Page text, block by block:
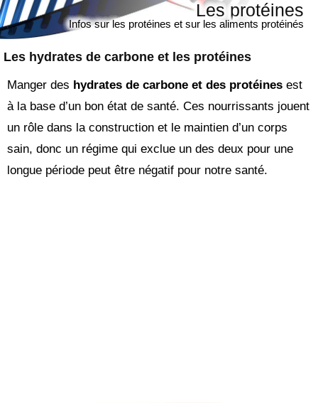
Les hydrates de carbone et les protéines
Les protéines
Infos sur les protéines et sur les aliments protéinés
Manger des hydrates de carbone et des protéines est
à la base d’un bon état de santé. Ces nourrissants jouent
un rôle dans la construction et le maintien d’un corps
sain, donc un régime qui exclue un des deux pour une
longue période peut être négatif pour notre santé.